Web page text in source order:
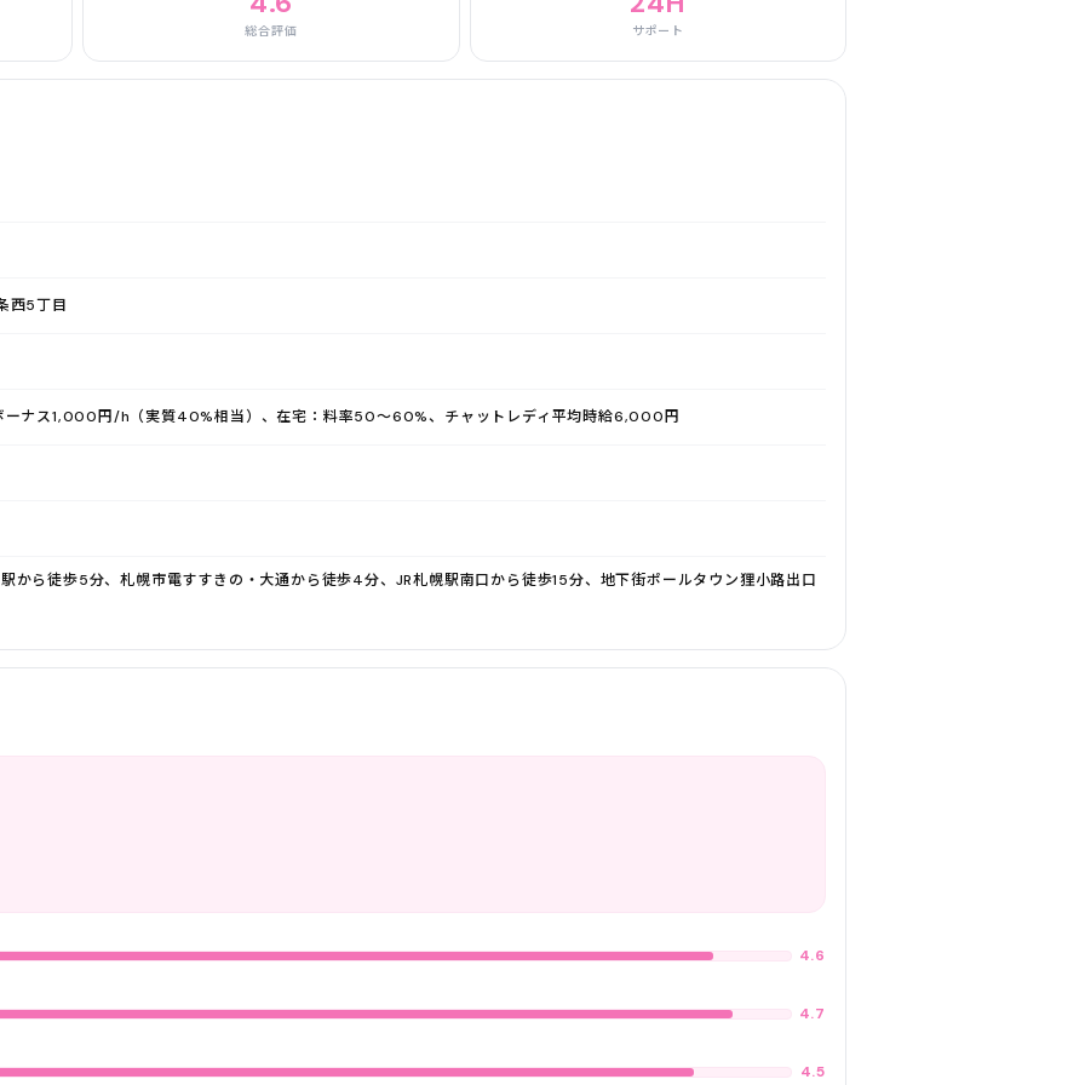
総合評価 サポート
西5丁目
ーナス1,000円/h（実質40%相当）、在宅：料率50〜60%、チャットレディ平均時給6,000円
から徒歩5分、札幌市電すすきの・大通から徒歩4分、JR札幌駅南口から徒歩15分、地下街ポールタウン狸小路出口
4.6
4.7
4.5